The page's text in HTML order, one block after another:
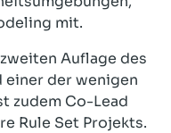
mit.
Auflage des
einer der wenigen
zudem Co-Lead
Rule Set Projekts.